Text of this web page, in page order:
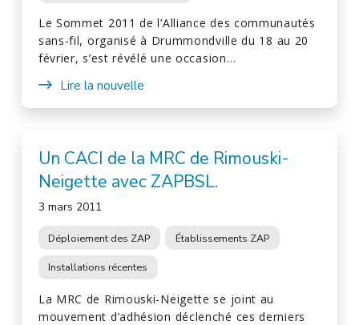
Le Sommet 2011 de l’Alliance des communautés
sans-fil, organisé à Drummondville du 18 au 20
février, s’est révélé une occasion…
Lire la nouvelle
Un CACI de la MRC de Rimouski-
Neigette avec ZAPBSL.
3 mars 2011
Déploiement des ZAP Établissements ZAP
Installations récentes
La MRC de Rimouski-Neigette se joint au
mouvement d’adhésion déclenché ces derniers